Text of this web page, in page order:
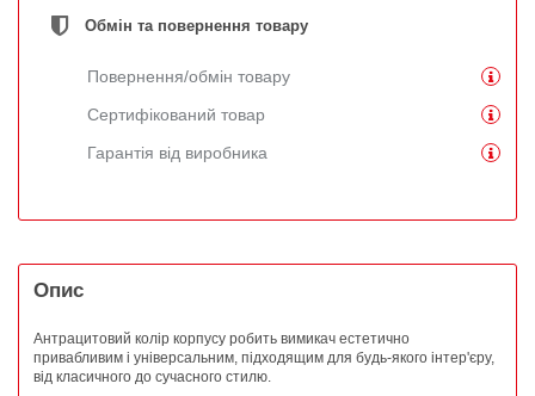
Обмін та повернення товару
Повернення/обмін товару
Сертифікований товар
Гарантія від виробника
Опис
Антрацитовий колір корпусу робить вимикач естетично
привабливим і універсальним, підходящим для будь-якого інтер'єру,
від класичного до сучасного стилю.